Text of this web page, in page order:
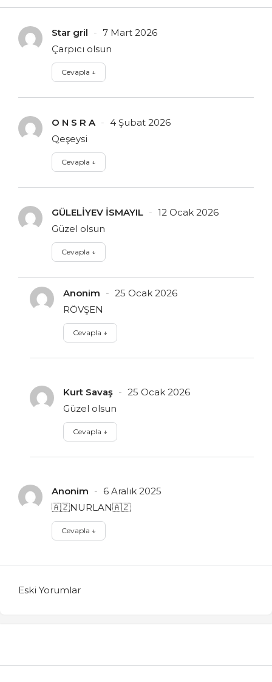
Star gril
7 Mart 2026
Çarpıcı olsun
Cevapla ↓
O N S R A
4 Şubat 2026
Qeşeysi
Cevapla ↓
GÜLELİYEV İSMAYIL
12 Ocak 2026
Güzel olsun
Cevapla ↓
Anonim
25 Ocak 2026
RÖVŞEN
Cevapla ↓
Kurt Savaş
25 Ocak 2026
Güzel olsun
Cevapla ↓
Anonim
6 Aralık 2025
🇦🇿NURLAN🇦🇿
Cevapla ↓
Eski Yorumlar